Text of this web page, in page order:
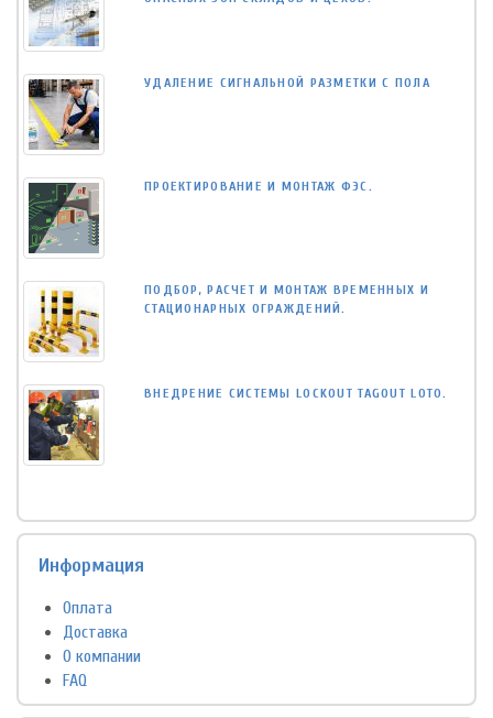
УДАЛЕНИЕ СИГНАЛЬНОЙ РАЗМЕТКИ С ПОЛА
ПРОЕКТИРОВАНИЕ И МОНТАЖ ФЭС.
ПОДБОР, РАСЧЕТ И МОНТАЖ ВРЕМЕННЫХ И
СТАЦИОНАРНЫХ ОГРАЖДЕНИЙ.
ВНЕДРЕНИЕ СИСТЕМЫ LOCKOUT TAGOUT LOTO.
Информация
Оплата
Доставка
О компании
FAQ